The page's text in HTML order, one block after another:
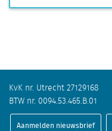
KvK nr. Utrecht 27129168
BTW nr. 0094.53.465.B.01
Aanmelden nieuwsbrief